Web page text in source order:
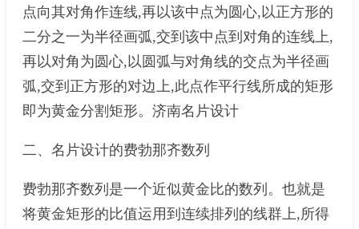
点向其对角作连线,再以该中点为圆心,以正方形的
二分之一为半径画弧,交到该中点到对角的连线上,
再以对角为圆心,以圆弧与对角线的交点为半径画
弧,交到正方形的对边上,此点作平行线所成的矩形
即为黄金分割矩形。济南名片设计
二、名片设计的费勃那齐数列
费勃那齐数列是一个近似黄金比的数列。也就是
将黄金矩形的比值运用到连续排列的线群上,所得